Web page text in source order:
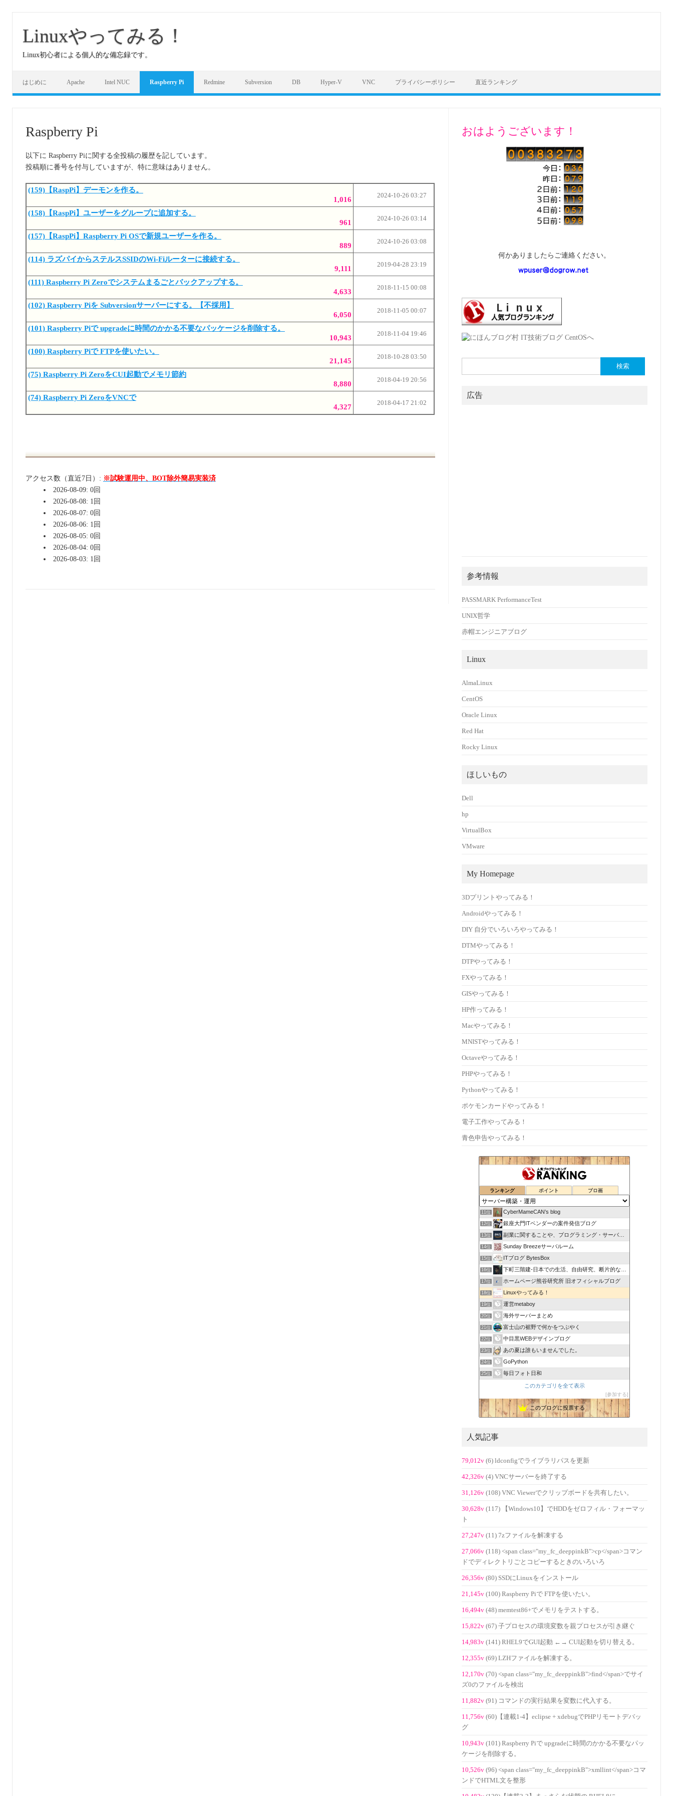
Linuxやってみる！
Linux初心者による個人的な備忘録です。
はじめに Apache Intel NUC Raspberry Pi Redmine Subversion DB Hyper-V VNC プライバシーポリシー 直近ランキング
Raspberry Pi
以下に Raspberry Piに関する全投稿の履歴を記しています。
投稿順に番号を付与していますが、特に意味はありません。
(159)【RaspPi】デーモンを作る。
1,016
2024-10-26 03:27
(158)【RaspPi】ユーザーをグループに追加する。
961
2024-10-26 03:14
(157)【RaspPi】Raspberry Pi OSで新規ユーザーを作る。
889
2024-10-26 03:08
(114) ラズパイからステルスSSIDのWi-Fiルーターに接続する。
9,111
2019-04-28 23:19
(111) Raspberry Pi Zeroでシステムまるごとバックアップする。
4,633
2018-11-15 00:08
(102) Raspberry Piを Subversionサーバーにする。【不採用】
6,050
2018-11-05 00:07
(101) Raspberry Piで upgradeに時間のかかる不要なパッケージを削除する。
10,943
2018-11-04 19:46
(100) Raspberry Piで FTPを使いたい。
21,145
2018-10-28 03:50
(75) Raspberry Pi ZeroをCUI起動でメモリ節約
8,880
2018-04-19 20:56
(74) Raspberry Pi ZeroをVNCで
4,327
2018-04-17 21:02
アクセス数（直近7日）: ※試験運用中、BOT除外簡易実装済
2026-08-09: 0回
2026-08-08: 1回
2026-08-07: 0回
2026-08-06: 1回
2026-08-05: 0回
2026-08-04: 0回
2026-08-03: 1回
おはようございます！
何かありましたらご連絡ください。
索:
広告
参考情報
PASSMARK PerformanceTest
UNIX哲学
赤帽エンジニアブログ
Linux
AlmaLinux
CentOS
Oracle Linux
Red Hat
Rocky Linux
ほしいもの
Dell
hp
VirtualBox
VMware
My Homepage
3Dプリントやってみる！
Androidやってみる！
DIY 自分でいろいろやってみる！
DTMやってみる！
DTPやってみる！
FXやってみる！
GISやってみる！
HP作ってみる！
Macやってみる！
MNISTやってみる！
Octaveやってみる！
PHPやってみる！
Pythonやってみる！
ポケモンカードやってみる！
電子工作やってみる！
青色申告やってみる！
ランキング ポイント ブロ画
11位 CyberMameCAN’s blog
12位 銀座大門ITベンダーの案件発信ブログ
13位 副業に関することや、プログラミング・サーバー関係
14位 Sunday Breezeサーバルーム
15位 ITブログ BytesBox
16位 下町三階建-日本での生活、自由研究、断片的な思考の記録
17位 ホームページ熊谷研究所 旧オフィシャルブログ
18位 Linuxやってみる！
19位 運営metaboy
20位 海外サーバーまとめ
21位 富士山の裾野で何かをつぶやく
22位 中目黒WEBデザインブログ
23位 あの夏は誰もいませんでした。
24位 GoPython
25位 毎日フォト日和
このカテゴリを全て表示
参加する
このブログに投票する
人気記事
79,012v (6) ldconfigでライブラリパスを更新
42,326v (4) VNCサーバーを終了する
31,126v (108) VNC Viewerでクリップボードを共有したい。
30,628v (117) 【Windows10】でHDDをゼロフィル・フォーマッ
ト
27,247v (11) 7zファイルを解凍する
27,066v (118) <span class="my_fc_deeppinkB">cp</span>コマン
ドでディレクトリごとコピーするときのいろいろ
26,356v (80) SSDにLinuxをインストール
21,145v (100) Raspberry Piで FTPを使いたい。
16,494v (48) memtest86+でメモリをテストする。
15,822v (67) 子プロセスの環境変数を親プロセスが引き継ぐ
14,983v (141) RHEL9でGUI起動 ←→ CUI起動を切り替える。
12,355v (69) LZHファイルを解凍する。
12,170v (70) <span class="my_fc_deeppinkB">find</span>でサイ
ズ0のファイルを検出
11,882v (91) コマンドの実行結果を変数に代入する。
11,756v (60)【連載1-4】eclipse + xdebugでPHPリモートデバッ
グ
10,943v (101) Raspberry Piで upgradeに時間のかかる不要なパッ
ケージを削除する。
10,526v (96) <span class="my_fc_deeppinkB">xmllint</span>コマ
ンドでHTML文を整形